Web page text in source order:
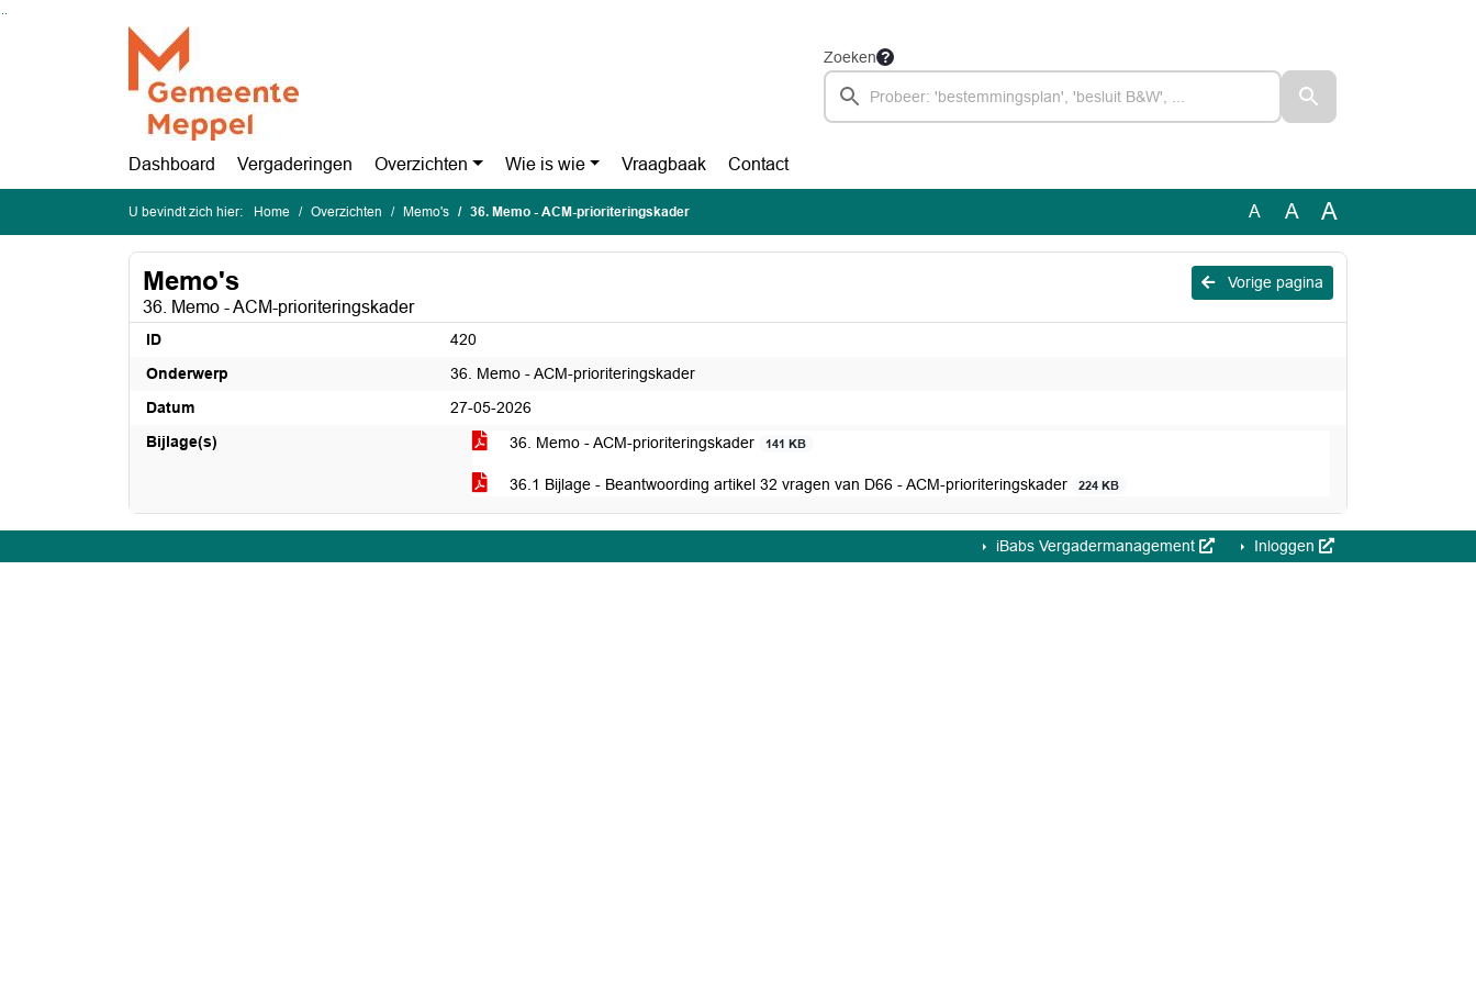
Ga naar de inhoud van deze pagina
Ga naar het zoeken
Ga naar het menu
Zoeken
Dashboard Vergaderingen Overzichten Wie is wie Vraagbaak Contact
U bevindt zich hier: Home Overzichten Memo's 36. Memo - ACM-prioriteringskader A A A
Vorige pagina
Memo's
36. Memo - ACM-prioriteringskader
ID
420
Onderwerp
36. Memo - ACM-prioriteringskader
Datum
27-05-2026
Bijlage(s)
36. Memo - ACM-prioriteringskader 141 KB
36.1 Bijlage - Beantwoording artikel 32 vragen van D66 - ACM-prioriteringskader 224 KB
iBabs Vergadermanagement Inloggen